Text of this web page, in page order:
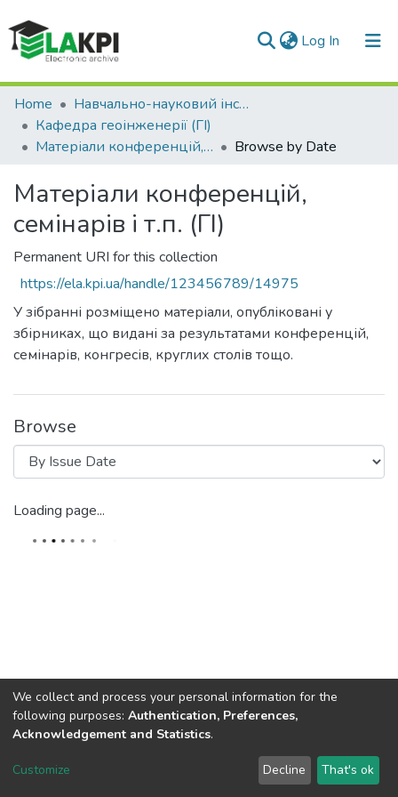
Log In (current)
Communities & Collections
All of DSpace
Home
Навчально-науковий інститут енергозбереження та енергоменеджменту (НН ІЕЕ)
Кафедра геоінженерії (ГІ)
Матеріали конференцій, семінарів і т.п. (ГІ)
Browse by Date
Матеріали конференцій,
семінарів і т.п. (ГІ)
Permanent URI for this collection
https://ela.kpi.ua/handle/123456789/14975
У зібранні розміщено матеріали, опубліковані у
збірниках, що видані за результатами конференцій,
семінарів, конгресів, круглих столів тощо.
Browse
Loading page...
DSpace software copyright © 2002-2026 LYRASIS
Send Feedback
We collect and process your personal information for the
following purposes: Authentication, Preferences,
Acknowledgement and Statistics.
Customize Decline That's ok